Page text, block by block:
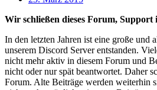
Wir schließen dieses Forum,
In den letzten Jahren ist eine große und
unserem Discord Server entstanden.
nicht mehr aktiv in diesem Forum und
nicht oder nur spät beantwortet. Daher
Forum. Alte Beiträge werden weiterhin